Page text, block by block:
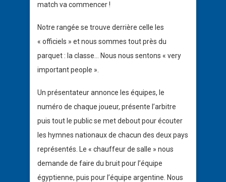
match va commencer !
Notre rangée se trouve derrière celle les
« officiels » et nous sommes tout près du
parquet : la classe… Nous nous sentons « very
important people ».
Un présentateur annonce les équipes, le
numéro de chaque joueur, présente l’arbitre
puis tout le public se met debout pour écouter
les hymnes nationaux de chacun des deux pays
représentés. Le « chauffeur de salle » nous
demande de faire du bruit pour l’équipe
égyptienne, puis pour l’équipe argentine. Nous